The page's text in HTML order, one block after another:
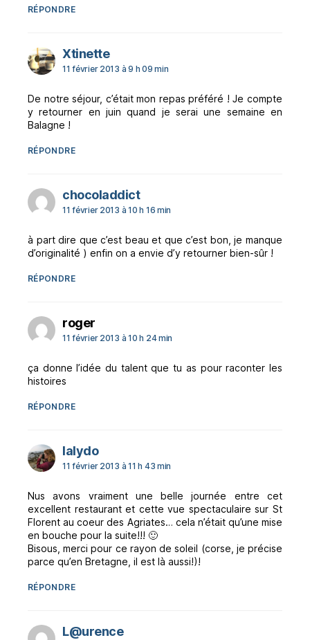
RÉPONDRE
Xtinettedit :
11 février 2013 à 9 h 09 min
De notre séjour, c’était mon repas préféré ! Je compte
y retourner en juin quand je serai une semaine en
Balagne !
RÉPONDRE
chocoladdictdit :
11 février 2013 à 10 h 16 min
à part dire que c’est beau et que c’est bon, je manque
d’originalité ) enfin on a envie d’y retourner bien-sûr !
RÉPONDRE
rogerdit :
11 février 2013 à 10 h 24 min
ça donne l’idée du talent que tu as pour raconter les
histoires
RÉPONDRE
lalydodit :
11 février 2013 à 11 h 43 min
Nus avons vraiment une belle journée entre cet
excellent restaurant et cette vue spectaculaire sur St
Florent au coeur des Agriates… cela n’était qu’une mise
en bouche pour la suite!!! 🙂
Bisous, merci pour ce rayon de soleil (corse, je précise
parce qu’en Bretagne, il est là aussi!)!
RÉPONDRE
L@urencedit :